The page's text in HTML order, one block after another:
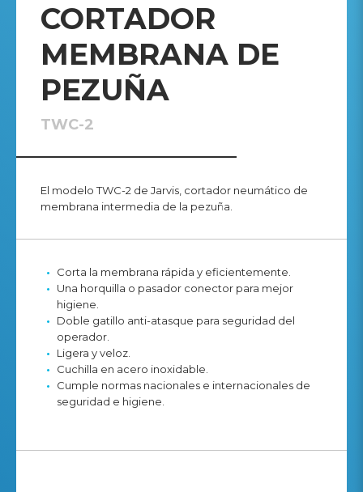
CORTADOR
MEMBRANA DE
PEZUÑA
TWC-2
El modelo TWC-2 de Jarvis, cortador neumático de
membrana intermedia de la pezuña.
Corta la membrana rápida y eficientemente.
Una horquilla o pasador conector para mejor
higiene.
Doble gatillo anti-atasque para seguridad del
operador.
Ligera y veloz.
Cuchilla en acero inoxidable.
Cumple normas nacionales e internacionales de
seguridad e higiene.